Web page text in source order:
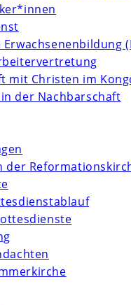
Erwachsenenbildung
mit Christen im
der Nachbarschaft
der